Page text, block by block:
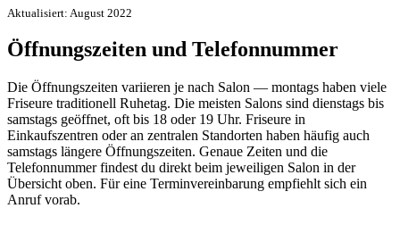
Aktualisiert: August 2022
Öffnungszeiten und Telefonnummer
Die Öffnungszeiten variieren je nach Salon — montags haben viele
Friseure traditionell Ruhetag. Die meisten Salons sind dienstags bis
samstags geöffnet, oft bis 18 oder 19 Uhr. Friseure in
Einkaufszentren oder an zentralen Standorten haben häufig auch
samstags längere Öffnungszeiten. Genaue Zeiten und die
Telefonnummer findest du direkt beim jeweiligen Salon in der
Übersicht oben. Für eine Terminvereinbarung empfiehlt sich ein
Anruf vorab.